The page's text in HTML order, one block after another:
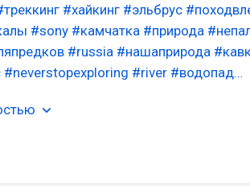
#хайкинг #эльбрус
#sony #камчатка #природа
#russia #нашаприрода
#neverstopexploring #river #водопад…